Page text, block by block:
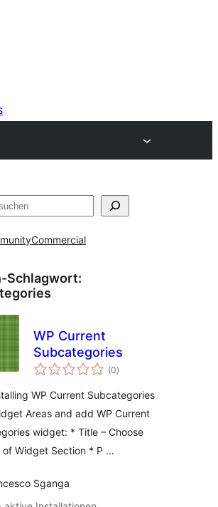
Commercial
Schlagwort:
WP Current
Subcategories
(0Bewertungen
insgesamt
)
WP Current Subcategories
Areas and add WP Current
widget: * Title – Choose
of Widget Section * P …
Sganga